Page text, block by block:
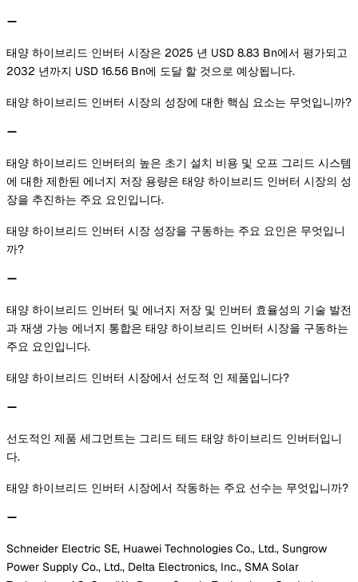
태양 하이브리드 인버터 시장은 2025 년 USD 8.83 Bn에서 평가되고
2032 년까지 USD 16.56 Bn에 도달 할 것으로 예상됩니다.
태양 하이브리드 인버터 시장의 성장에 대한 핵심 요소는 무엇입니까?
태양 하이브리드 인버터의 높은 초기 설치 비용 및 오프 그리드 시스템
에 대한 제한된 에너지 저장 용량은 태양 하이브리드 인버터 시장의 성
장을 추진하는 주요 요인입니다.
태양 하이브리드 인버터 시장 성장을 구동하는 주요 요인은 무엇입니
까?
태양 하이브리드 인버터 및 에너지 저장 및 인버터 효율성의 기술 발전
과 재생 가능 에너지 통합은 태양 하이브리드 인버터 시장을 구동하는
주요 요인입니다.
태양 하이브리드 인버터 시장에서 선도적 인 제품입니다?
선도적인 제품 세그먼트는 그리드 테드 태양 하이브리드 인버터입니
다.
태양 하이브리드 인버터 시장에서 작동하는 주요 선수는 무엇입니까?
Schneider Electric SE, Huawei Technologies Co., Ltd., Sungrow
Power Supply Co., Ltd., Delta Electronics, Inc., SMA Solar